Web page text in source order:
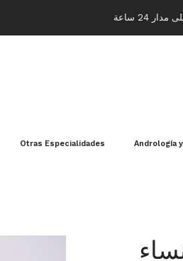
24 ساعة
Andrología
Otras Especialidades